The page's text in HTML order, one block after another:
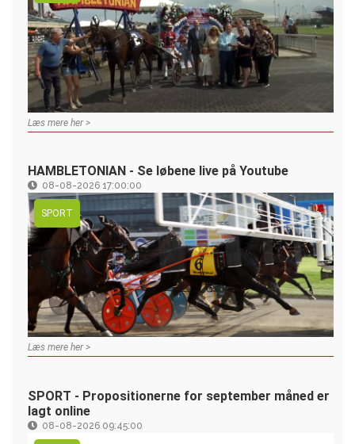
Læs mere her >
HAMBLETONIAN - Se løbene live på Youtube
08-08-2026 17:00:00
SPORT
Læs mere her >
SPORT - Propositionerne for september måned er
lagt online
08-08-2026 09:45:00